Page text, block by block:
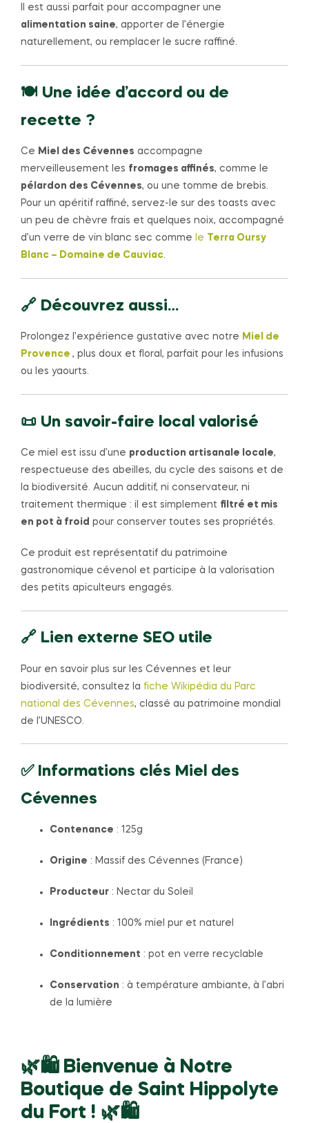
Il est aussi parfait pour accompagner une
alimentation saine, apporter de l’énergie
naturellement, ou remplacer le sucre raffiné.
🍽️ Une idée d’accord ou de
recette ?
Ce Miel des Cévennes accompagne
merveilleusement les fromages affinés, comme le
pélardon des Cévennes, ou une tomme de brebis.
Pour un apéritif raffiné, servez-le sur des toasts avec
un peu de chèvre frais et quelques noix, accompagné
d’un verre de vin blanc sec comme
le Terra Oursy
Blanc – Domaine de Cauviac.
🔗 Découvrez aussi…
Prolongez l’expérience gustative avec notre Miel de
Provence , plus doux et floral, parfait pour les infusions
ou les yaourts.
📜 Un savoir-faire local valorisé
Ce miel est issu d’une production artisanale locale,
respectueuse des abeilles, du cycle des saisons et de
la biodiversité. Aucun additif, ni conservateur, ni
traitement thermique : il est simplement filtré et mis
en pot à froid pour conserver toutes ses propriétés.
Ce produit est représentatif du patrimoine
gastronomique cévenol et participe à la valorisation
des petits apiculteurs engagés.
🔗 Lien externe SEO utile
Pour en savoir plus sur les Cévennes et leur
biodiversité, consultez la fiche Wikipédia du Parc
national des Cévennes, classé au patrimoine mondial
de l’UNESCO.
✅ Informations clés Miel des
Cévennes
Contenance : 125g
Origine : Massif des Cévennes (France)
Producteur : Nectar du Soleil
Ingrédients : 100% miel pur et naturel
Conditionnement : pot en verre recyclable
Conservation : à température ambiante, à l’abri
de la lumière
🌿🛍️ Bienvenue à Notre
Boutique de Saint Hippolyte
du Fort ! 🌿🛍️